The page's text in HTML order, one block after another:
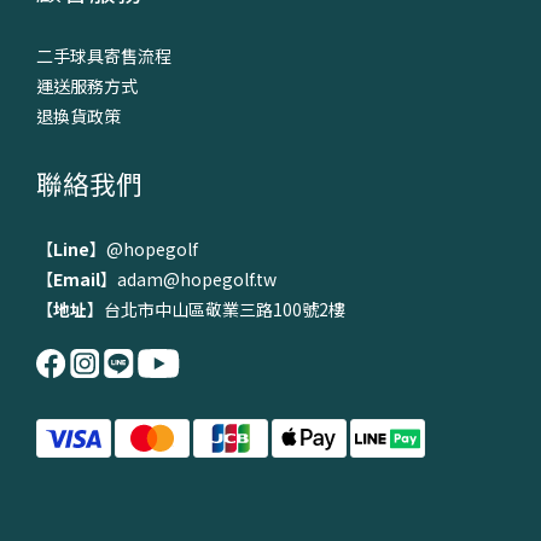
二手球具寄售流程
運送服務方式
退換貨政策
聯絡我們
【Line】 @hopegolf
【Email】adam@hopegolf.tw
【地址】台北市中山區敬業三路100號2樓